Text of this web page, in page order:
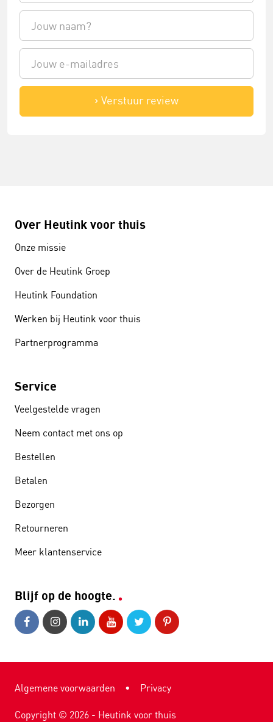
Verstuur review
Over Heutink voor thuis
Onze missie
Over de Heutink Groep
Heutink Foundation
Werken bij Heutink voor thuis
Partnerprogramma
Service
Veelgestelde vragen
Neem contact met ons op
Bestellen
Betalen
Bezorgen
Retourneren
Meer klantenservice
Blijf op de hoogte.
Algemene voorwaarden • Privacy
Copyright © 2026 - Heutink voor thuis